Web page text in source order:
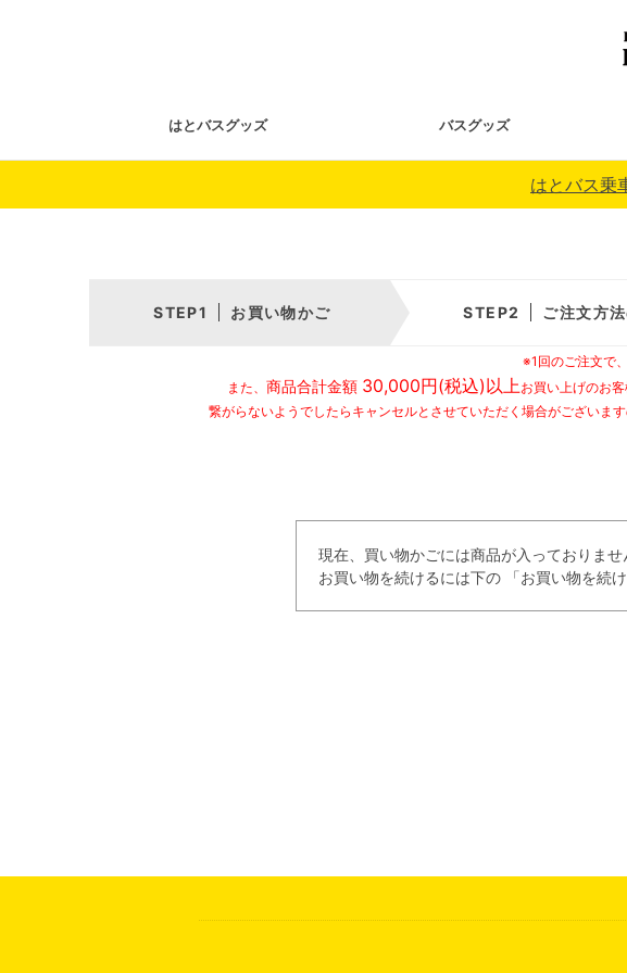
はとバスグッズ バスグッズ
はとバス乗
お買い物かご ご注文方
※1回のご注文で
また、 商品合計金額 30,000円(税込)以上お買い上げのお
繋がらないようでしたらキャンセルとさせていただく場合がございま
現在、買い物かごには商品が入っておりませ
お買い物を続けるには下の 「お買い物を続